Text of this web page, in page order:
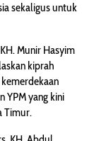
sekaligus untuk
Munir Hasyim
kiprah
YPM yang kini
Timur.